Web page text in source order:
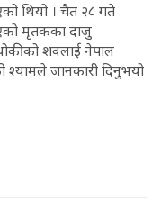
थियो । चैत २८ गते
मृतकका दाजु
शवलाई नेपाल
श्यामले जानकारी दिनुभयो